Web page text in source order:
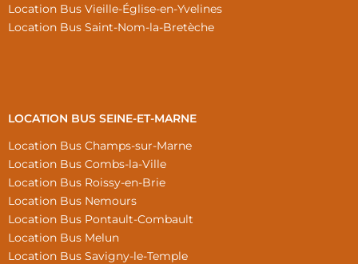
Location Bus Vieille-Église-en-Yvelines
Location Bus Saint-Nom-la-Bretèche
LOCATION BUS SEINE-ET-MARNE
Location Bus Champs-sur-Marne
Location Bus Combs-la-Ville
Location Bus Roissy-en-Brie
Location Bus Nemours
Location Bus Pontault-Combault
Location Bus Melun
Location Bus Savigny-le-Temple